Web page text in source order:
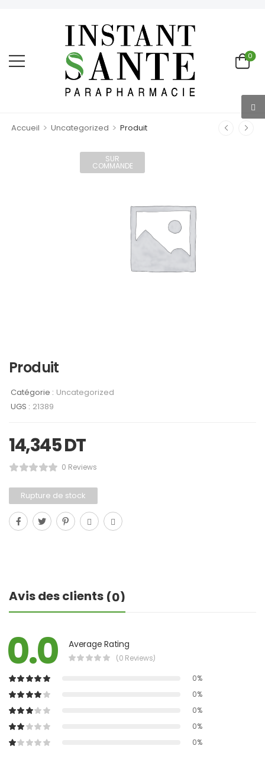
0
Accueil > Uncategorized > Produit
SUR
COMMANDE
Produit
Catégorie : Uncategorized
UGS : 21389
14,345DT
0 Reviews
Rupture de stock
Avis des clients (0)
0.0 Average Rating
(0 Reviews)
0%
0%
0%
0%
0%